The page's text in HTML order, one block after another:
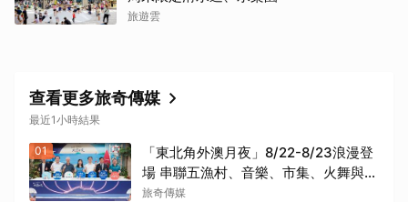
旅遊雲
查看更多旅奇傳媒
最近1小時結果
01
「東北角外澳月夜」8/22-8/23浪漫登
場 串聯五漁村、音樂、市集、火舞與慢
旅共度夏夜
旅奇傳媒